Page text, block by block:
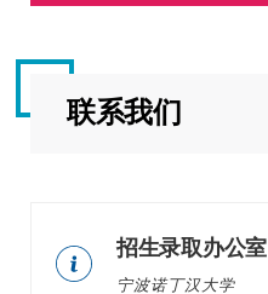
联系我们
招生录取办公室
宁波诺丁汉大学